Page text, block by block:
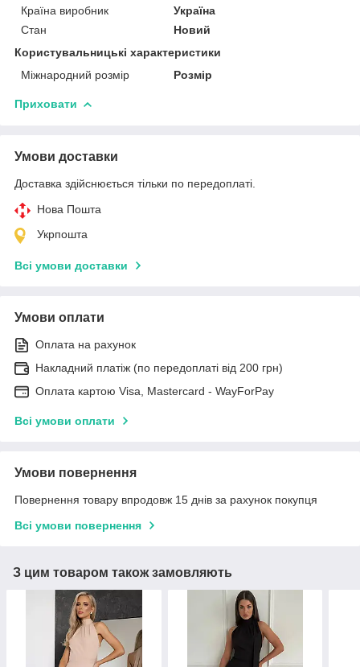
Країна виробник
Україна
Стан
Новий
Користувальницькі характеристики
Міжнародний розмір
Розмір
Приховати
Умови доставки
Доставка здійснюється тільки по передоплаті.
Нова Пошта
Укрпошта
Всі умови доставки
Умови оплати
Оплата на рахунок
Накладний платіж (по передоплаті від 200 грн)
Оплата картою Visa, Mastercard - WayForPay
Всі умови оплати
Умови повернення
Повернення товару впродовж 15 днів за рахунок покупця
Всі умови повернення
З цим товаром також замовляють